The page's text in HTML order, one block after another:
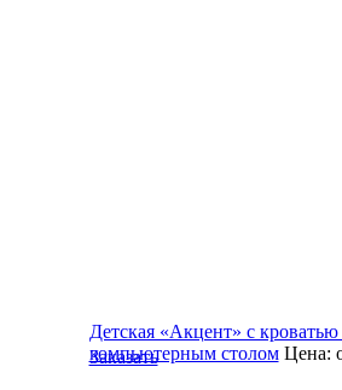
Детская «Акцент» с кроватью
компьютерным столом Цена:
Заказать